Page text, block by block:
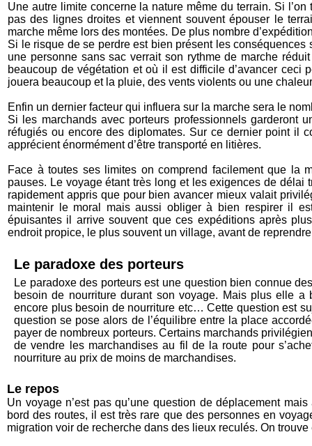
Une autre limite concerne la nature même du terrain. Si
pas des lignes droites et viennent souvent épouser le
marche même lors des montées. De plus nombre
Si le risque de se perdre est bien présent les
une personne sans sac verrait son rythme de marche
beaucoup de végétation et où il est difficile d’avancer ceci
jouera beaucoup et la pluie, des vents violents ou une
Enfin un dernier facteur qui influera sur la marche sera le
Si les marchands avec porteurs professionnels garderont
réfugiés ou encore des diplomates. Sur ce dernier point il
apprécient énormément d’être transporté en litières.
Face à toutes ses limites on comprend facilement que la
pauses. Le voyage étant très long et les exigences de
rapidement appris que pour bien avancer mieux valait
maintenir le moral mais aussi obliger à bien respirer il
épuisantes il arrive souvent que ces expéditions après
endroit propice, le plus souvent un village, avant de
Le paradoxe des porteurs
Le paradoxe des porteurs est une question bien connue
besoin de nourriture durant son voyage. Mais plus elle
encore plus besoin de nourriture etc… Cette question est
question se pose alors de l’équilibre entre la place
payer de nombreux porteurs. Certains marchands
de vendre les marchandises au fil de la route pour
nourriture au prix de moins de marchandises.
Le repos
Un voyage n’est pas qu’une question de déplacement
bord des routes, il est très rare que des personnes en
migration voir de recherche dans des lieux reculés. On